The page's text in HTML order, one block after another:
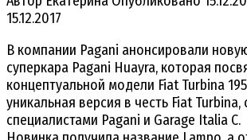
15.12.2017
В компании Pagani анонсировали
суперкара Pagani Huayra, которая
концептуальной модели Fiat Turbina
уникальная версия в честь Fiat Turbina,
специалистами Pagani и Garage Italia C.